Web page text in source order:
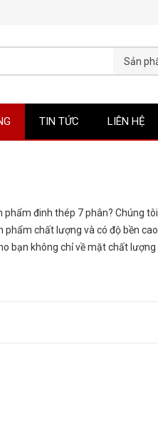
Sản
TIN TỨC LIÊN HỆ
phẩm đinh thép 7 phân? Chúng
chất lượng và có độ bền
bạn không chỉ về mặt chất